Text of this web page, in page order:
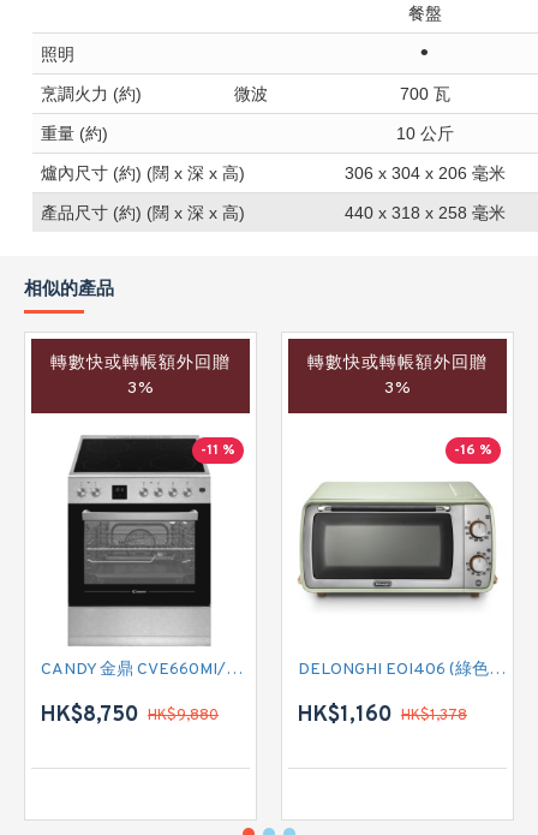
餐盤
照明 •
烹調火力 (約) 微波 700 瓦
重量 (約) 10 公斤
爐內尺寸 (約) (闊 x 深 x 高) 306 x 304 x 206 毫米
產品尺寸 (約) (闊 x 深 x 高) 440 x 318 x 258 毫米
相似的產品
轉數快或轉帳額外回贈
3%
-11 %
CANDY 金鼎 CVE660MI/E 全座式電陶爐連焗爐
HK$8,750 HK$9,880
轉數快或轉帳額外回贈
3%
-16 %
DELONGHI EOI406 (綠色) 焗爐
HK$1,160 HK$1,378